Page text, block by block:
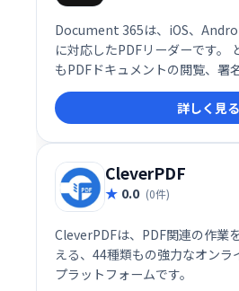
Document 365は、iOS、
に対応したPDFリーダーです。
もPDFドキュメントの閲覧、署
いつでもどこでも快適にPDFを
めです。
詳しく見る
CleverPDF
0.0 (0件)
CleverPDFは、PDF関連の作業
える、44種類もの強力なオンラ
プラットフォームです。